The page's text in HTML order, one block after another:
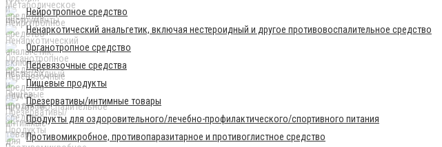
Нейротропное средство
Ненаркотический анальгетик, включая нестероидный и другое противовоспалительное средство
Органотропное средство
Перевязочные средства
Пищевые продукты
Презервативы/интимные товары
Продукты для оздоровительного/лечебно-профилактического/спортивного питания
Противомикробное, противопаразитарное и противоглистное средство